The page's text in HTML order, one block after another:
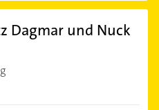
Dagmar und Nuck